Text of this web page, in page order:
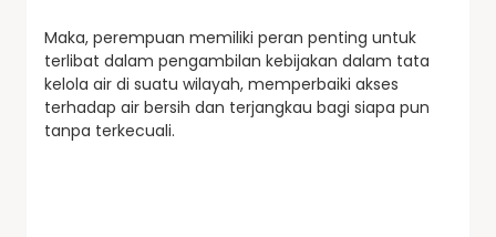
Maka, perempuan memiliki peran penting untuk
terlibat dalam pengambilan kebijakan dalam tata
kelola air di suatu wilayah, memperbaiki akses
terhadap air bersih dan terjangkau bagi siapa pun
tanpa terkecuali.